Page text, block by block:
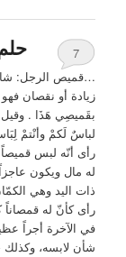
7
…قميص الرجل:
زيادة أو نقصان
بقَميصِي هَذَا . وقيل
لباسٌ لَكمْ وأنْتمْ
رأى أنّه لبس
له مال ويكون
ذات اليد وهي
رأى كأنّ له قمصاناً
في الآخرة أجراً
شأن لابسه، وكذلك